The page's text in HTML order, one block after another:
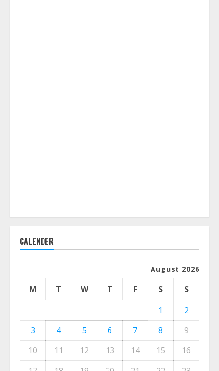
CALENDER
August 2026
M T W T F S
S
1
2
3
4 5 6 7 8
9
10
11 12 13 14 15
16